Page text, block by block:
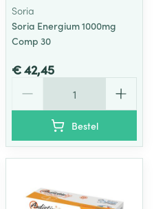
Soria
Soria Energium 1000mg
Comp 30
€ 42,45
Bestel